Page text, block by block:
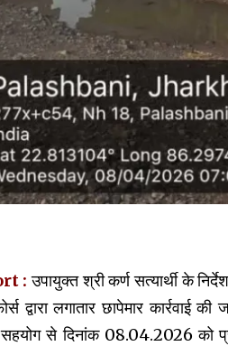
: उपायुक्त श्री कर्ण सत्यार्थी के
लगातार छापेमार कार्रवाई
से दिनांक 08.04.2026 को